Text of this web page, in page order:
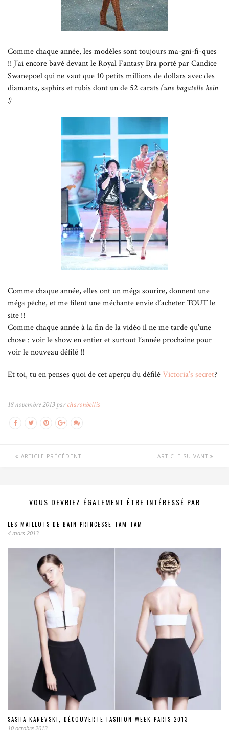
Comme chaque année, les modèles sont toujours ma-gni-fi-ques
!! J’ai encore bavé devant le Royal Fantasy Bra porté par Candice
Swanepoel qui ne vaut que 10 petits millions de dollars avec des
diamants, saphirs et rubis dont un de 52 carats (une bagatelle hein
!)
Comme chaque année, elles ont un méga sourire, donnent une
méga pêche, et me filent une méchante envie d’acheter TOUT le
site !!
Comme chaque année à la fin de la vidéo il ne me tarde qu’une
chose : voir le show en entier et surtout l’année prochaine pour
voir le nouveau défilé !!
Et toi, tu en penses quoi de cet aperçu du défiléVictoria’s secret?
18 novembre 2013 parcharonbellis
ARTICLE PRÉCÉDENT ARTICLE SUIVANT
VOUS DEVRIEZ ÉGALEMENT ÊTRE INTÉRESSÉ PAR
LES MAILLOTS DE BAIN PRINCESSE TAM TAM
4 mars 2013
SASHA KANEVSKI, DÉCOUVERTE FASHION WEEK PARIS 2013
10 octobre 2013